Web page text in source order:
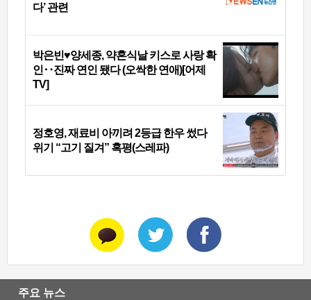
다’ 관련
박은빈♥양세종, 약혼식날 키스로 사랑 확
인‥진짜 연인 됐다 (오싹한 연애)[어제
TV]
정호영, 재료비 아끼려 2등급 한우 썼다
위기 “고기 질겨” 혹평(스레파)
주요 뉴스